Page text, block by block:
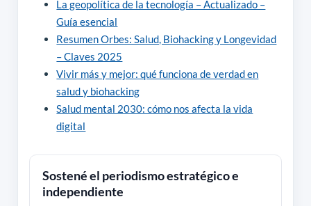
La geopolítica de la tecnología – Actualizado –
Guía esencial
Resumen Orbes: Salud, Biohacking y Longevidad
– Claves 2025
Vivir más y mejor: qué funciona de verdad en
salud y biohacking
Salud mental 2030: cómo nos afecta la vida
digital
Sostené el periodismo estratégico e
independiente